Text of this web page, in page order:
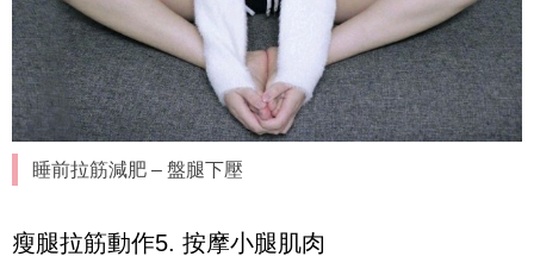
睡前拉筋減肥 – 盤腿下壓
瘦腿拉筋動作5. 按摩小腿肌肉